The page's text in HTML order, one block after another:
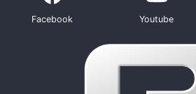
Facebook Youtube